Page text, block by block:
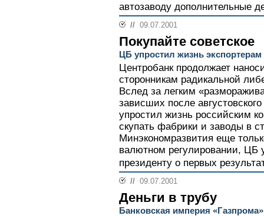
автозаводу дополнительные
// 09.07.2001
Покупайте советское
ЦБ упростил жизнь экспортерам
Центробанк продолжает
сторонникам радикальной
Вслед за легким
зависших после
упростил жизнь российским
скупать фабрики и заводы в
Минэкономразвития еще
валютном регулировании, ЦБ
президенту о первых
// 09.07.2001
Деньги в трубу
Банковская империя «Газпрома»